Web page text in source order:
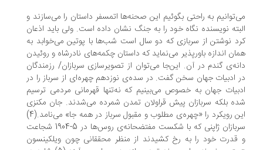
به راحتی بگوئیم این صحنه‌ها اتمسفر داستان را می‌سازند و
نویسنده نگاه خود را به جنگ نشان داده است. ولی باید اذعان
نوشتن از سربازی که دو سال است شب‌ها با پوتین می‌خوابد به
اندازه باور‌پذیر می‌نماید که داستان چکمه‌های نادرشاه و روئیدن
گندم در آن. این‌جا می‌توان از تصویرسازی سربازان/ رزمندگان
ادبیات جهان سخن گفت. در سده‌ی نوزدهم چهره‌ای از سرباز را در
جهان به خصوص می‌بینیم که نه‌تنها قهرمانی مردمی ترسیم
بلکه سربازان پیش قراولان تمدن شمرده می‌شدند. جان مکنزی
این رویکرد را «چهره‌ی مطلوب و مقبول سرباز در همه جا» می‌نامد.(4)
سربازان ژاپنی که با شکست مفتضحانه‌ی روس‌ها در 5-1904 شجاعت
قدرت خود را به رخ کشیدند از منظر محققانی چون ویلکینسون